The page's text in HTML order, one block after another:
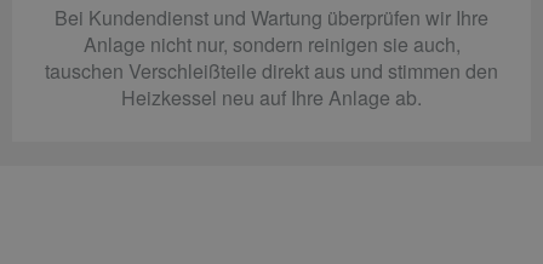
Bei Kundendienst und Wartung überprüfen wir Ihre
Anlage nicht nur, sondern reinigen sie auch,
tauschen Verschleißteile direkt aus und stimmen den
Heizkessel neu auf Ihre Anlage ab.